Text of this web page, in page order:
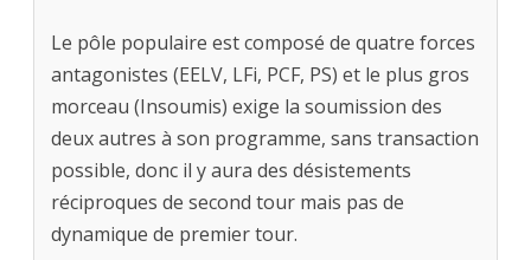
Le pôle populaire est composé de quatre forces
antagonistes (EELV, LFi, PCF, PS) et le plus gros
morceau (Insoumis) exige la soumission des
deux autres à son programme, sans transaction
possible, donc il y aura des désistements
réciproques de second tour mais pas de
dynamique de premier tour.